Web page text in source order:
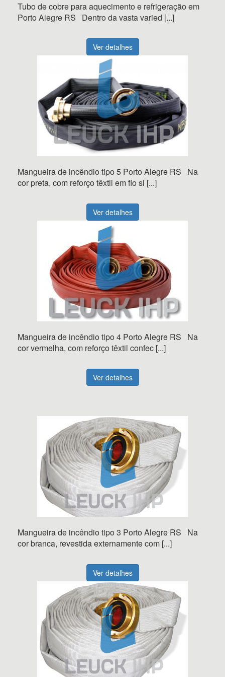
Tubo de cobre para aquecimento e refrigeração em
Porto Alegre RS Dentro da vasta varied [...]
Ver detalhes
Mangueira de incêndio tipo 5 Porto Alegre RS Na
cor preta, com reforço têxtil em fio si [...]
Ver detalhes
Mangueira de incêndio tipo 4 Porto Alegre RS Na
cor vermelha, com reforço têxtil confec [...]
Ver detalhes
Mangueira de incêndio tipo 3 Porto Alegre RS Na
cor branca, revestida externamente com [...]
Ver detalhes